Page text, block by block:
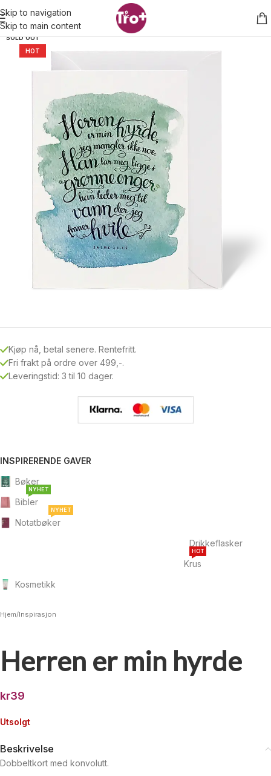
Skip to navigation
Skip to main content
SOLD OUT
HOT
Kjøp nå, betal senere. Rentefritt.
Fri frakt på ordre over 499,-.
Leveringstid: 3 til 10 dager.
INSPIRERENDE GAVER
Bøker
Bibler
NYHET
Notatbøker
NYHET
Drikkeflasker
Krus
HOT
Kosmetikk
Hjem/Inspirasjon
Herren er min hyrde
kr39
Utsolgt
Beskrivelse
Dobbeltkort med konvolutt.